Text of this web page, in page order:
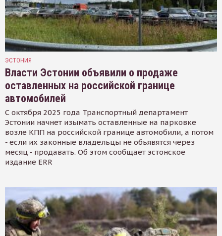
ЭСТОНИЯ
Власти Эстонии объявили о продаже
оставленных на российской границе
автомобилей
С октября 2025 года Транспортный департамент
Эстонии начнет изымать оставленные на парковке
возле КПП на российской границе автомобили, а потом
- если их законные владельцы не объявятся через
месяц - продавать. Об этом сообщает эстонское
издание ERR